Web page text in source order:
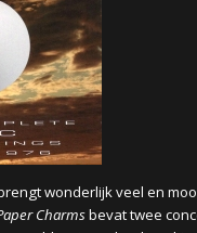
CONCERTEN
CONCERTFOTO'S
CONCERTBEZOEK
LINKS
wonderlijk veel en
Charmsbevat twee